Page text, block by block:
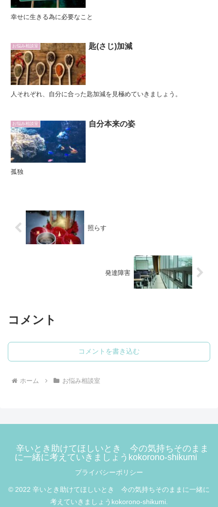
幸せに生きる為に必要なこと
お悩み相談室 匙(さじ)加減
人それぞれ、自分に合った匙加減を見極めていきましょう。
お悩み相談室 自分本来の姿
孤独
照らす
発達障害
コメント
コメントを書き込む
ホーム お悩み相談室
辛いとき助けてほしいとき 今の気持ちそのまま
に一緒に考えていきましょうkokorono-shikumi
プライバシーポリシー
© 2022 辛いとき助けてほしいとき 今の気持ちそのままに一緒に
考えていきましょうkokorono-shikumi.